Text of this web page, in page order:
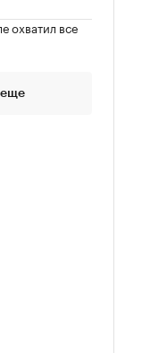
охватил все
еще